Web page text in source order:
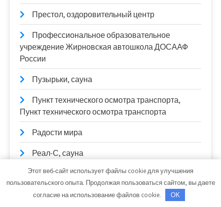
Престол, оздоровительный центр
Профессиональное образовательное
учреждение Жирновская автошкола ДОСААФ
России
Пузырьки, сауна
Пункт технического осмотра транспорта,
Пункт технического осмотра транспорта
Радости мира
Реал-С, сауна
Реклама и Контакты
Ремонт Выхлопных Систем
Этот веб-сайт использует файлы cookie для улучшения
пользовательского опыта. Продолжая пользоваться сайтом, вы даете
согласие на использование файлов cookie.
OK